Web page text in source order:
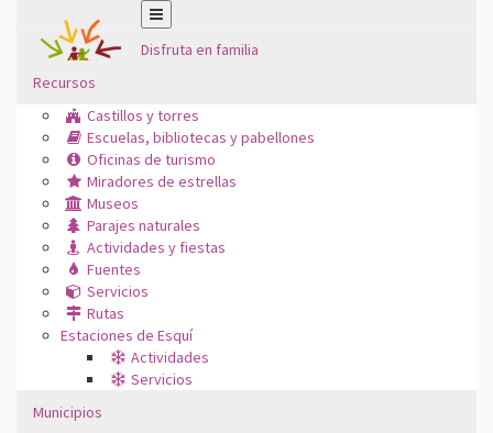
Disfruta en familia
Recursos
Castillos y torres
Escuelas, bibliotecas y pabellones
Oficinas de turismo
Miradores de estrellas
Museos
Parajes naturales
Actividades y fiestas
Fuentes
Servicios
Rutas
Estaciones de Esquí
Actividades
Servicios
Municipios